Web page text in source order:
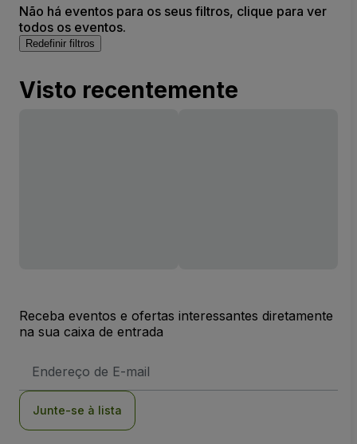
Não há eventos para os seus filtros, clique para ver
todos os eventos.
Redefinir filtros
Visto recentemente
Receba eventos e ofertas interessantes diretamente
na sua caixa de entrada
de
Junte-se à lista